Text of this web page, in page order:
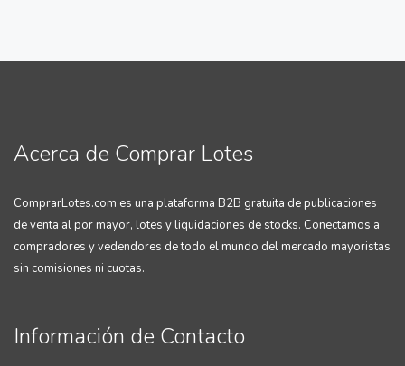
Acerca de Comprar Lotes
ComprarLotes.com es una plataforma B2B gratuita de publicaciones
de venta al por mayor, lotes y liquidaciones de stocks. Conectamos a
compradores y vedendores de todo el mundo del mercado mayoristas
sin comisiones ni cuotas.
Información de Contacto